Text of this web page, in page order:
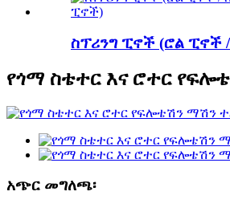
ስፕሪንግ ፒኖች (ሮል ፒኖች
የጎማ ስቴተር እና ሮተር
አጭር መግለጫ፡